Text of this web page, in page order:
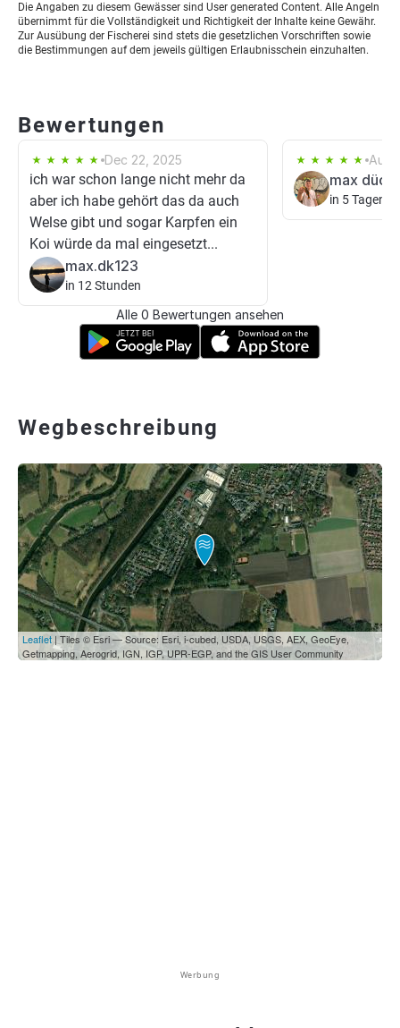
Die Angaben zu diesem Gewässer sind User generated Content. Alle Angeln
übernimmt für die Vollständigkeit und Richtigkeit der Inhalte keine Gewähr.
Zur Ausübung der Fischerei sind stets die gesetzlichen Vorschriften sowie
die Bestimmungen auf dem jeweils gültigen Erlaubnisschein einzuhalten.
Bewertungen
Dec 22, 2025
ich war schon lange nicht mehr da
aber ich habe gehört das da auch
Welse gibt und sogar Karpfen ein
Koi würde da mal eingesetzt...
max.dk123
in 12 Stunden
Aug
max dück1
in 5 Tagen
Alle 0 Bewertungen ansehen
Wegbeschreibung
Leaflet | Tiles © Esri — Source: Esri, i-cubed, USDA, USGS, AEX, GeoEye,
Getmapping, Aerogrid, IGN, IGP, UPR-EGP, and the GIS User Community
Werbung